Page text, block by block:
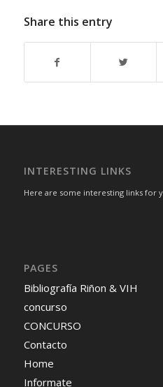
Share this entry
INTERESTING LINKS
Here are some interesting links for
PAGES
Bibliografía Riñon & VIH
concurso
CONCURSO
Contacto
Home
Informate